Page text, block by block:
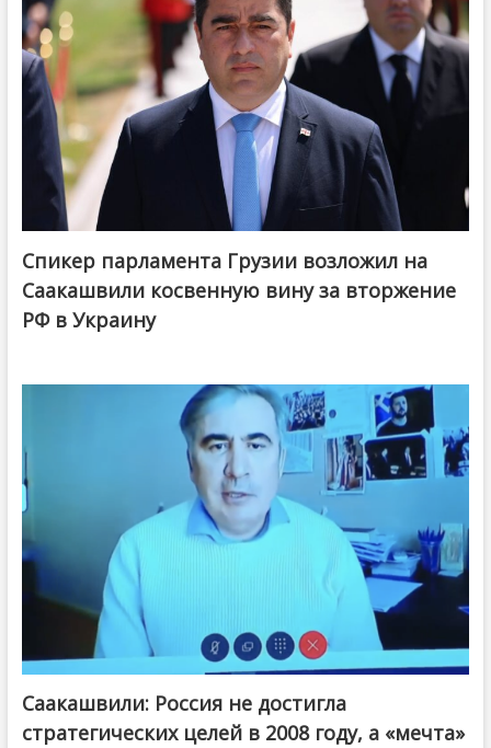
Спикер парламента Грузии возложил на
Саакашвили косвенную вину за вторжение
РФ в Украину
Саакашвили: Россия не достигла
стратегических целей в 2008 году, а «мечта»